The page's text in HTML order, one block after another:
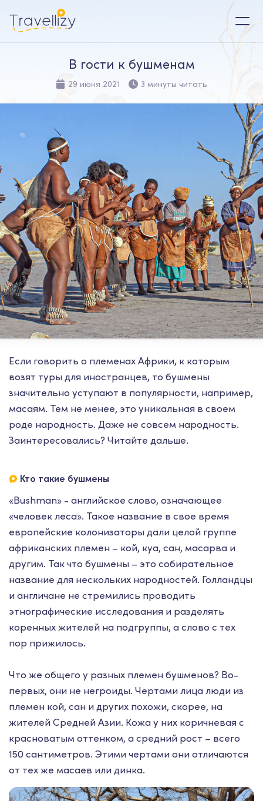
В гости к бушменам
29 июня 2021 3 минуты читать
Если говорить о племенах Африки, к которым
возят туры для иностранцев, то бушмены
значительно уступают в популярности, например,
масаям. Тем не менее, это уникальная в своем
роде народность. Даже не совсем народность.
Заинтересовались? Читайте дальше.
Кто такие бушмены
«Bushman» - английское слово, означающее
«человек леса». Такое название в свое время
европейские колонизаторы дали целой группе
африканских племен – кой, куа, сан, масарва и
другим. Так что бушмены – это собирательное
название для нескольких народностей. Голландцы
и англичане не стремились проводить
этнографические исследования и разделять
коренных жителей на подгруппы, а слово с тех
пор прижилось.
Что же общего у разных племен бушменов? Во-
первых, они не негроиды. Чертами лица люди из
племен кой, сан и других похожи, скорее, на
жителей Средней Азии. Кожа у них коричневая с
красноватым оттенком, а средний рост – всего
150 сантиметров. Этими чертами они отличаются
от тех же масаев или динка.